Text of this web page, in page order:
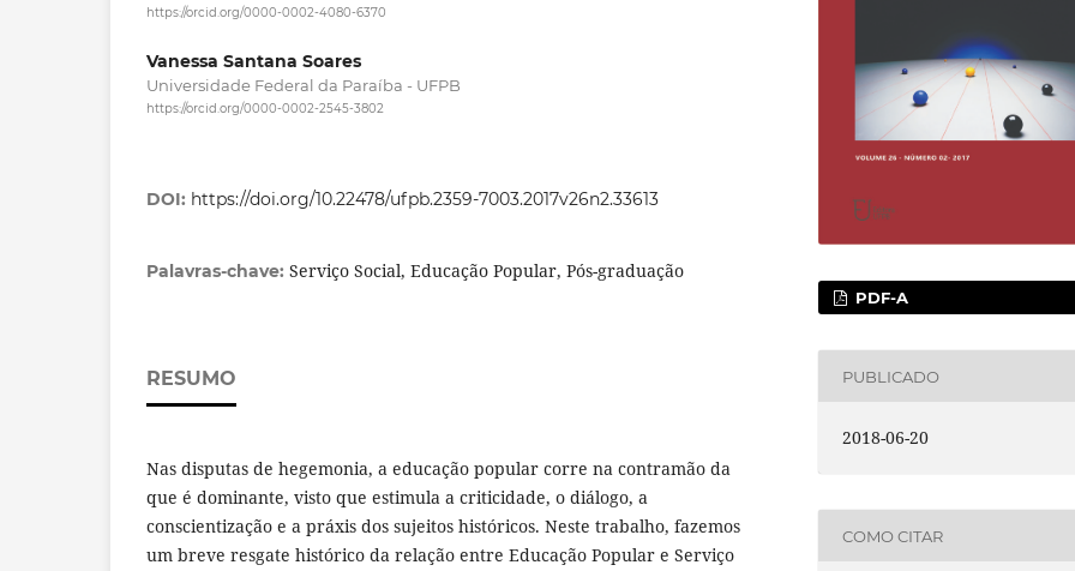
https://orcid.org/0000-0002-4080-6370
Vanessa Santana Soares
Universidade Federal da Paraíba - UFPB
https://orcid.org/0000-0002-2545-3802
DOI: https://doi.org/10.22478/ufpb.2359-7003.2017v26n2.33613
Palavras-chave: Serviço Social, Educação Popular, Pós-graduação
RESUMO
Nas disputas de hegemonia, a educação popular corre na contramão da
que é dominante, visto que estimula a criticidade, o diálogo, a
conscientização e a práxis dos sujeitos históricos. Neste trabalho, fazemos
um breve resgate histórico da relação entre Educação Popular e Serviço
PDF-A
PUBLICADO
2018-06-20
COMO CITAR